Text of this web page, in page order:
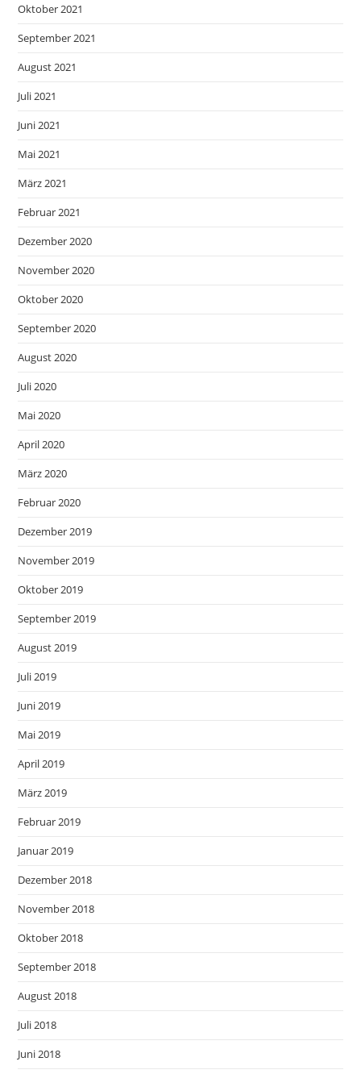
Oktober 2021
September 2021
August 2021
Juli 2021
Juni 2021
Mai 2021
März 2021
Februar 2021
Dezember 2020
November 2020
Oktober 2020
September 2020
August 2020
Juli 2020
Mai 2020
April 2020
März 2020
Februar 2020
Dezember 2019
November 2019
Oktober 2019
September 2019
August 2019
Juli 2019
Juni 2019
Mai 2019
April 2019
März 2019
Februar 2019
Januar 2019
Dezember 2018
November 2018
Oktober 2018
September 2018
August 2018
Juli 2018
Juni 2018